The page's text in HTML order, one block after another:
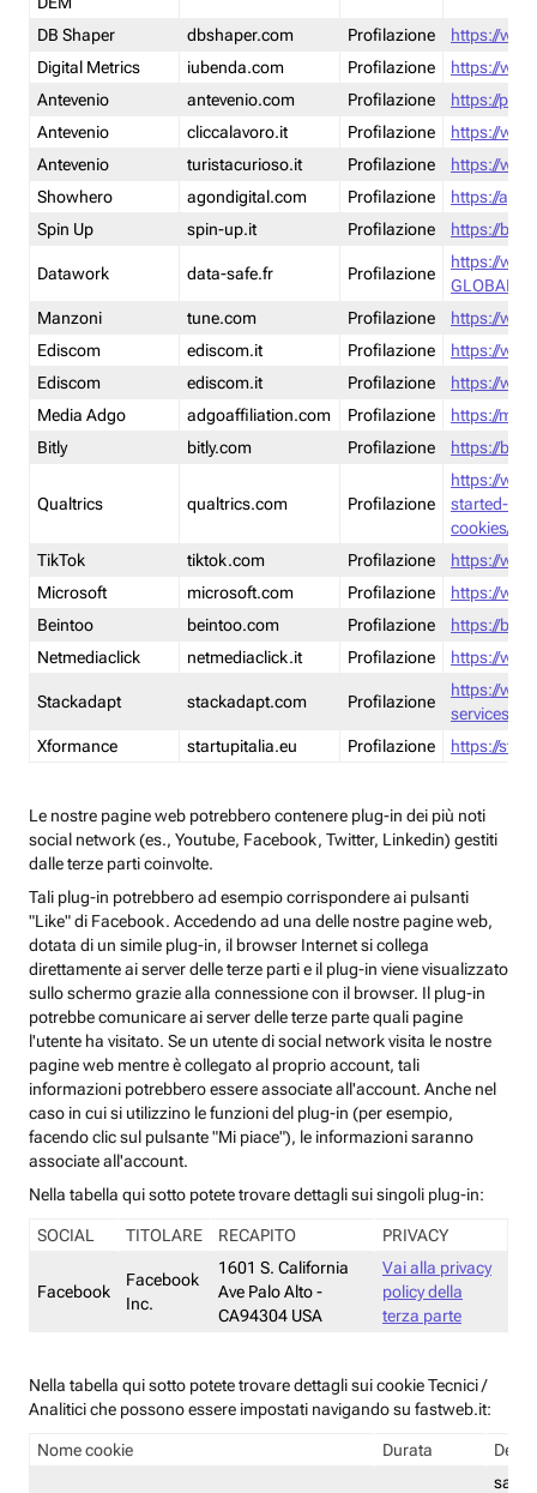
DB Shaper
dbshaper.com Profilazione
https://
Digital Metrics
iubenda.com Profilazione
https://
Antevenio
antevenio.com Profilazione
https://
Antevenio
cliccalavoro.it Profilazione
https://
Antevenio
turistacurioso.it Profilazione
https://
Showhero
agondigital.com Profilazione
https://
Spin Up
spin-up.it Profilazione https://
Datawork data-safe.fr Profilazione
https://
GLOBAL-
Manzoni
tune.com Profilazione
https://
Ediscom
ediscom.it Profilazione
https://
Ediscom
ediscom.it Profilazione
https://
Media Adgo
adgoaffiliation.com Profilazione
https://
Bitly
bitly.com Profilazione https://
Qualtrics qualtrics.com Profilazione
https://
started-
cookies/
TikTok
tiktok.com Profilazione
https://
Microsoft
microsoft.com Profilazione
https://
Beintoo
beintoo.com Profilazione
https://
Netmediaclick
netmediaclick.it Profilazione https://
Stackadapt stackadapt.com Profilazione
https://
services-
Xformance
startupitalia.eu Profilazione https://
Le nostre pagine web potrebbero contenere plug-in dei più noti
social network (es., Youtube, Facebook, Twitter, Linkedin) gestiti
dalle terze parti coinvolte.
Tali plug-in potrebbero ad esempio corrispondere ai pulsanti
"Like" di Facebook. Accedendo ad una delle nostre pagine web,
dotata di un simile plug-in, il browser Internet si collega
direttamente ai server delle terze parti e il plug-in viene visualizzato
sullo schermo grazie alla connessione con il browser. Il plug-in
potrebbe comunicare ai server delle terze parte quali pagine
l'utente ha visitato. Se un utente di social network visita le nostre
pagine web mentre è collegato al proprio account, tali
informazioni potrebbero essere associate all'account. Anche nel
caso in cui si utilizzino le funzioni del plug-in (per esempio,
facendo clic sul pulsante "Mi piace"), le informazioni saranno
associate all'account.
Nella tabella qui sotto potete trovare dettagli sui singoli plug-in:
SOCIAL TITOLARE RECAPITO PRIVACY
Facebook
Facebook
Inc.
1601 S. California
Ave Palo Alto -
CA94304 USA
Vai alla privacy
policy della
terza parte
Nella tabella qui sotto potete trovare dettagli sui cookie Tecnici /
Analitici che possono essere impostati navigando su fastweb.it:
Nome cookie Durata
salva